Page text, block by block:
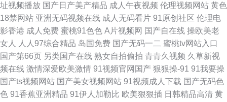
鲁鲁亚洲 欧美做爱在线
址视频播放 国产日产美产精品 成人午夜视频 伦理视频网站 黄色
18禁网站 亚洲无码视频在线 成人无码看片 91原创社区 伦理电
影香港 成人免费 蜜桃91色色 A片视频网 国产自在线 操欧美老
女人
人人97综合精品 岛国免费 国产无码一二 蜜桃tv网站入口
国产第66页 另类国产在线 熟女自拍偷拍 青青久视频 久草新视
频在线 激情深爱欧美激情 91视频官网国产 狠狠操-91 91我要操
国产ts视频网站 国产美女视频网站 91视频成人下载 国产无码色
色 91香蕉亚洲精品 91伊人加勒比 欧美狠狠插 日韩精品高清 黄